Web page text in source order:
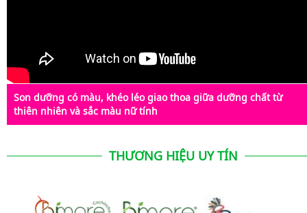
Son dưỡng có màu, khéo léo giao thoa giữa dưỡng chất từ
thiên nhiên và sắc màu nữ tính
THƯƠNG HIỆU UY TÍN